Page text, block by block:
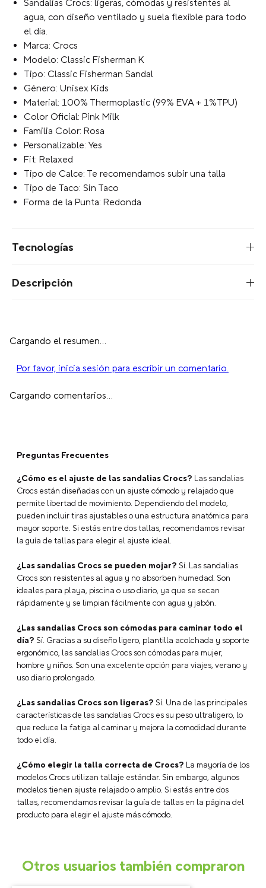
Sandalias Crocs: ligeras, cómodas y resistentes al
agua, con diseño ventilado y suela flexible para todo
el día.
Marca: Crocs
Modelo: Classic Fisherman K
Tipo: Classic Fisherman Sandal
Género: Unisex Kids
Material: 100% Thermoplastic (99% EVA + 1%TPU)
Color Oficial: Pink Milk
Familia Color: Rosa
Personalizable: Yes
Fit: Relaxed
Tipo de Calce: Te recomendamos subir una talla
Tipo de Taco: Sin Taco
¿Cómo es el ajuste de las sandalias Crocs?Las sandalias
Crocs están diseñadas con un ajuste cómodo y relajado que
permite libertad de movimiento. Dependiendo del modelo,
pueden incluir tiras ajustables o una estructura anatómica para
mayor soporte. Si estás entre dos tallas, recomendamos revisar
¿Las sandalias Crocs se pueden mojar? Sí. Las sandalias
Crocs son resistentes al agua y no absorben humedad. Son
ideales para playa, piscina o uso diario, ya que se secan
¿Las sandalias Crocs son cómodas para caminar todo el
día?Sí. Gracias a su diseño ligero, plantilla acolchada y soporte
ergonómico, las sandalias Crocs son cómodas para mujer,
hombre y niños. Son una excelente opción para viajes, verano y
¿Las sandalias Crocs son ligeras? Sí. Una de las principales
características de las sandalias Crocs es su peso ultraligero, lo
que reduce la fatiga al caminar y mejora la comodidad durante
¿Cómo elegir la talla correcta de Crocs?La mayoría de los
modelos Crocs utilizan tallaje estándar. Sin embargo, algunos
modelos tienen ajuste relajado o amplio. Si estás entre dos
tallas, recomendamos revisar la guía de tallas en la página del
Otros usuarios también compraron